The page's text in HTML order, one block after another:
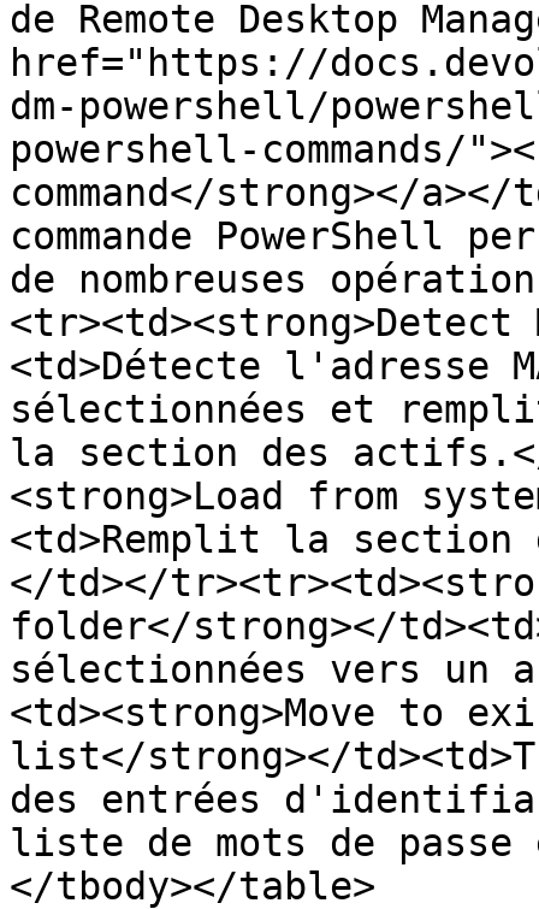
de Remote Desktop
href="https://
dm-powershell/
powershell-commands/
command</strong></
commande PowerShell
de nombreuses
<tr><td><strong>Detect
<td>Détecte l'adresse
sélectionnées et
la section des
<strong>Load from
<td>Remplit la
</td></
folder</strong></
sélectionnées vers un
<td><strong>Move to
list</strong></
des entrées
liste de mots de
</tbody></table>